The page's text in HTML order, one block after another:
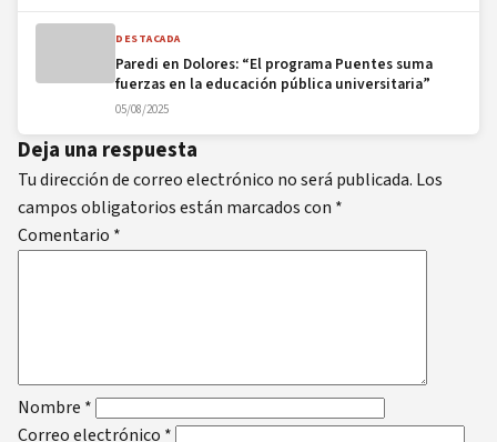
DESTACADA
Paredi en Dolores: “El programa Puentes suma
fuerzas en la educación pública universitaria”
05/08/2025
Deja una respuesta
Tu dirección de correo electrónico no será publicada. Los
campos obligatorios están marcados con *
Comentario *
Nombre *
Correo electrónico *